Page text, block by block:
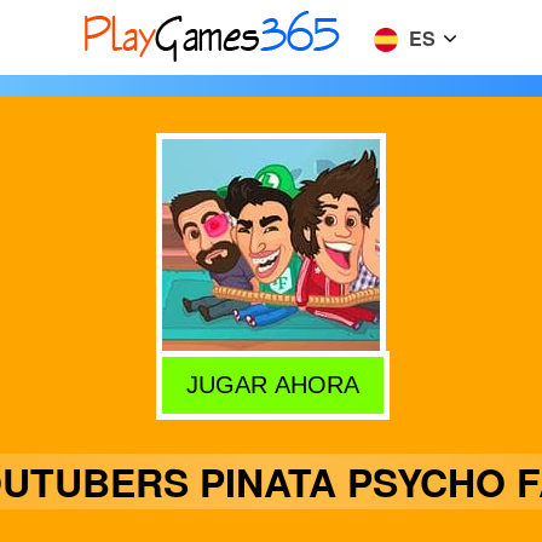
ES
JUGAR AHORA
PINATA PSYCHO